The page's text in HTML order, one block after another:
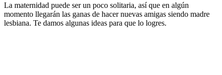
La maternidad puede ser un poco solitaria, así que en algún
momento llegarán las ganas de hacer nuevas amigas siendo madre
lesbiana. Te damos algunas ideas para que lo logres.